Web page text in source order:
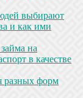
выбирают
и как ими
на
в качестве
разных форм